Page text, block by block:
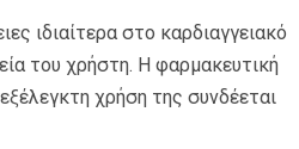
ιδιαίτερα στο καρδιαγγειακό
του χρήστη. Η φαρμακευτική
χρήση της συνδέεται